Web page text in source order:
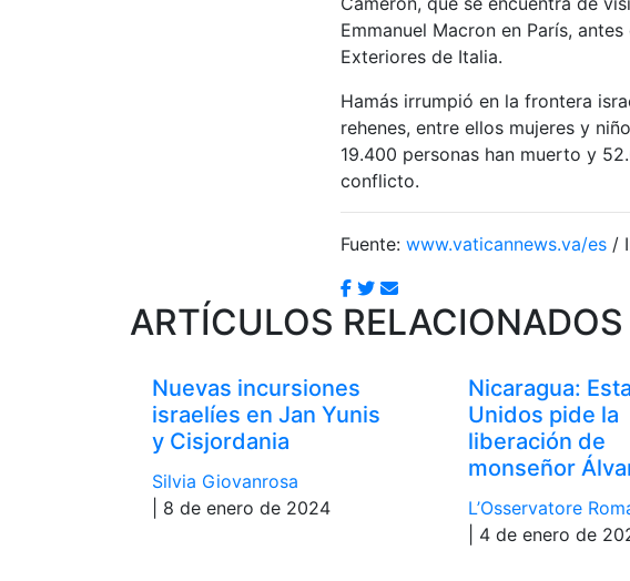
Emmanuel Macron en París,
Exteriores de Italia.
Hamás irrumpió en la frontera
rehenes, entre ellos mujeres y
19.400 personas han muerto y
conflicto.
Fuente: www.vaticannews.va/es /
ARTÍCULOS RELACIONADOS
Nuevas incursiones
israelíes en Jan Yunis
y Cisjordania
Silvia Giovanrosa
| 8 de enero de 2024
Nicaragua:
Unidos pide la
liberación de
monseñor
L’Osservatore
| 4 de enero de